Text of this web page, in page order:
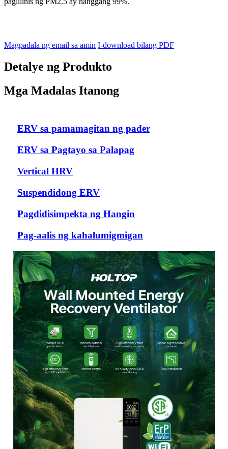
Magpadala ng email sa amin I-download bilang PDF
Detalye ng Produkto
Mga Madalas Itanong
ERV sa pamamagitan ng pader
ERV sa Pagtayo sa Palapag
Vertical HRV
Suspendidong ERV
Pagdidisimpekta ng Hangin
Pag-aalis ng kahalumigmigan